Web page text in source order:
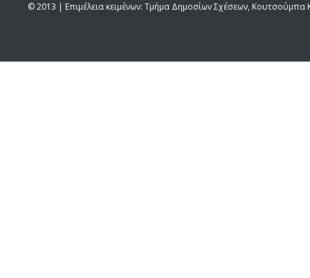
© 2013 | Επιμέλεια κειμένων: Τμήμα Δημοσίων Σχέσεων, Κουτσούμπα